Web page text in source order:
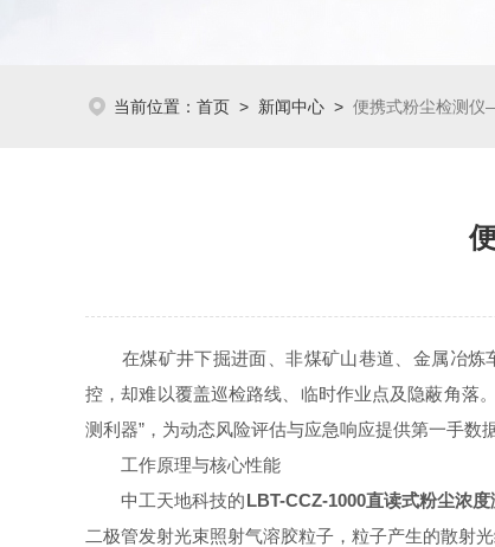
当前位置： 首页 > 新闻中心 > 便携式粉尘检测仪
在煤矿井下掘进面、非煤矿山巷道、金属冶炼
控，却难以覆盖巡检路线、临时作业点及隐蔽角落
测利器”，为动态风险评估与应急响应提供第一手数
工作原理与核心性能
中工天地科技的LBT-CCZ-1000直读式粉尘浓度
二极管发射光束照射气溶胶粒子，粒子产生的散射